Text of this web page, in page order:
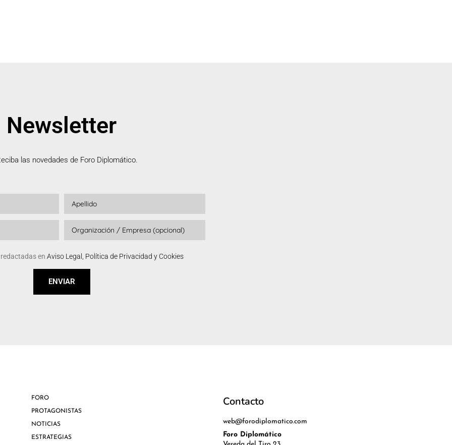
Newsletter
las novedades de Foro Diplomático.
en Aviso Legal, Política de Privacidad y Cookies
ENVIAR
FORO
PROTAGONISTAS
NOTICIAS
ESTRATEGIAS
Contacto
web@forodiplomatico.com
Foro Diplomático